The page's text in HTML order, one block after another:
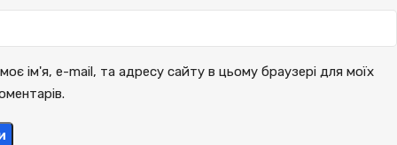
ім'я, e-mail, та адресу сайту в цьому браузері для моїх